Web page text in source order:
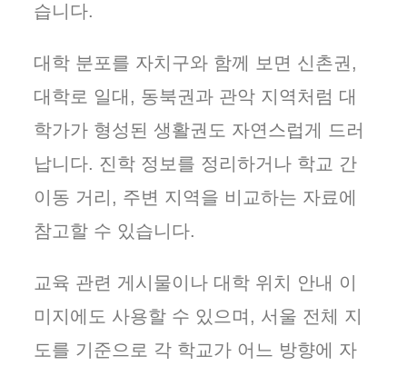
습니다.
대학 분포를 자치구와 함께 보면 신촌권,
대학로 일대, 동북권과 관악 지역처럼 대
학가가 형성된 생활권도 자연스럽게 드러
납니다. 진학 정보를 정리하거나 학교 간
이동 거리, 주변 지역을 비교하는 자료에
참고할 수 있습니다.
교육 관련 게시물이나 대학 위치 안내 이
미지에도 사용할 수 있으며, 서울 전체 지
도를 기준으로 각 학교가 어느 방향에 자